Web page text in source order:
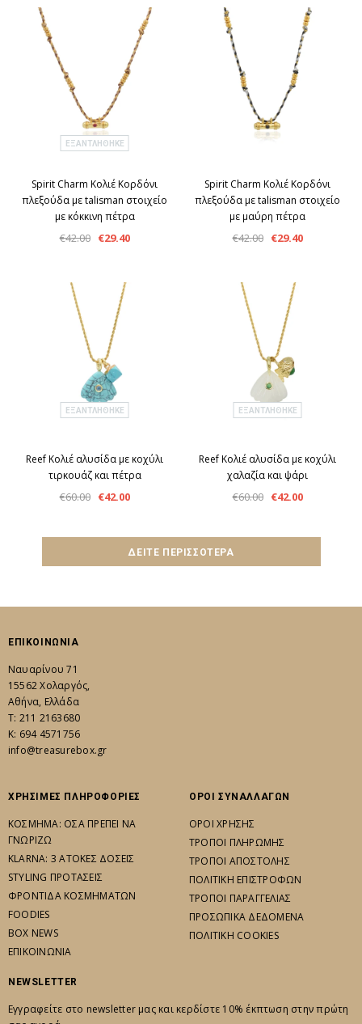
ΕΞΑΝΤΛΉΘΗΚΕ
Spirit Charm Κολιέ Κορδόνι
πλεξούδα με talisman στοιχείο
με κόκκινη πέτρα
€42.00 €29.40
Spirit Charm Κολιέ Κορδόνι
πλεξούδα με talisman στοιχείο
με μαύρη πέτρα
€42.00 €29.40
ΕΞΑΝΤΛΉΘΗΚΕ
Reef Κολιέ αλυσίδα με κοχύλι
τιρκουάζ και πέτρα
€60.00 €42.00
ΕΞΑΝΤΛΉΘΗΚΕ
Reef Κολιέ αλυσίδα με κοχύλι
χαλαζία και ψάρι
€60.00 €42.00
ΔΕΊΤΕ ΠΕΡΙΣΣΌΤΕΡΑ
ΕΠΙΚΟΙΝΩΝΙΑ
Ναυαρίνου 71
15562 Χολαργός,
Αθήνα, Ελλάδα
Τ: 211 2163680
K: 694 4571756
info@treasurebox.gr
ΧΡΗΣΙΜΕΣ ΠΛΗΡΟΦΟΡΙΕΣ
ΚΟΣΜΗΜΑ: ΟΣΑ ΠΡΕΠΕΙ ΝΑ
ΓΝΩΡΙΖΩ
KLARNA: 3 ΑΤΟΚΕΣ ΔΟΣΕΙΣ
STYLING ΠΡΟΤΑΣΕΙΣ
ΦΡΟΝΤΙΔΑ ΚΟΣΜΗΜΑΤΩΝ
FOODIES
BOX NEWS
ΕΠΙΚΟΙΝΩΝΙΑ
ΟΡΟΙ ΣΥΝΑΛΛΑΓΩΝ
ΟΡΟΙ ΧΡΗΣΗΣ
ΤΡΟΠΟΙ ΠΛΗΡΩΜΗΣ
ΤΡΟΠΟΙ ΑΠΟΣΤΟΛΗΣ
ΠΟΛΙΤΙΚΗ ΕΠΙΣΤΡΟΦΩΝ
ΤΡΟΠΟΙ ΠΑΡΑΓΓΕΛΙΑΣ
ΠΡΟΣΩΠΙΚΑ ΔΕΔΟΜΕΝΑ
ΠΟΛΙΤΙΚΗ COOKIES
NEWSLETTER
Εγγραφείτε στο newsletter μας και κερδίστε 10% έκπτωση στην πρώτη